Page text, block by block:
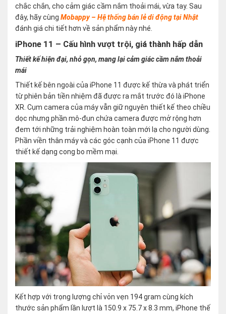
chắc chắn, cho cảm giác cầm nắm thoải mái, vừa tay. Sau
đây, hãy cùng Mobappy – Hệ thống bán lẻ di động tại Nhật
đánh giá chi tiết hơn về sản phẩm này nhé.
iPhone 11 – Cấu hình vượt trội, giá thành hấp dẫn
Thiết kế hiện đại, nhỏ gọn, mang lại cảm giác cầm nắm thoải
mái
Thiết kế bên ngoài của iPhone 11 được kế thừa và phát triển
từ phiên bản tiền nhiệm đã được ra mắt trước đó là iPhone
XR. Cụm camera của máy vẫn giữ nguyên thiết kế theo chiều
dọc nhưng phần mô-đun chứa camera được mở rộng hơn
đem tới những trải nghiệm hoàn toàn mới lạ cho người dùng.
Phần viền thân máy và các góc cạnh của iPhone 11 được
thiết kế dạng cong bo mềm mại.
Kết hợp với trọng lượng chỉ vỏn vẹn 194 gram cùng kích
thước sản phẩm lần lượt là 150.9 x 75.7 x 8.3 mm, iPhone thế